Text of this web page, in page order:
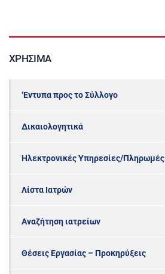
ΧΡΉΣΙΜΑ
‘Εντυπα προς το Σύλλογο
Δικαιολογητικά
Ηλεκτρονικές Υπηρεσίες/Πληρωμές
Λίστα Ιατρών
Αναζήτηση ιατρείων
Θέσεις Εργασίας – Προκηρύξεις